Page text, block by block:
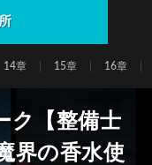
14章 15章 16章
ク【整備士
界の香水使